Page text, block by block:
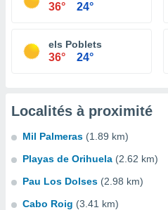
36° 24°
els Poblets
36° 24°
Localités à proximité
Mil Palmeras (1.89 km)
Playas de Orihuela (2.62 km)
Pau Los Dolses (2.98 km)
Cabo Roig (3.41 km)